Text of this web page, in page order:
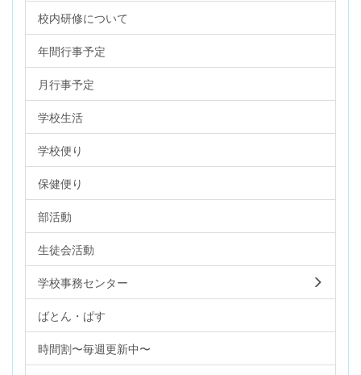
校内研修について
年間行事予定
月行事予定
学校生活
学校便り
保健便り
部活動
生徒会活動
学校事務センター
ばとん・ぱす
時間割〜毎週更新中〜